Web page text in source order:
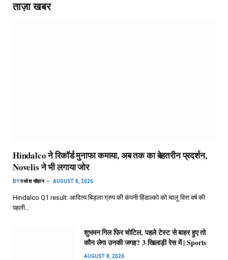
ताज़ा खबर
Hindalco ने रिकॉर्ड मुनाफा कमाया, अब तक का बेहतरीन प्रदर्शन,
Novelis ने भी लगाया जोर
BYपरवेश चौहान AUGUST 8, 2026
Hindalco Q1 result: आदित्य बिड़ला ग्रुप की कंपनी हिंडाल्को को चालू वित्त वर्ष की
पहली…
शुभमन गिल फिर चोटिल, पहले टेस्ट से बाहर हुए तो
कौन लेगा उनकी जगह? 3 खिलाड़ी रेस में | Sports
AUGUST 8, 2026